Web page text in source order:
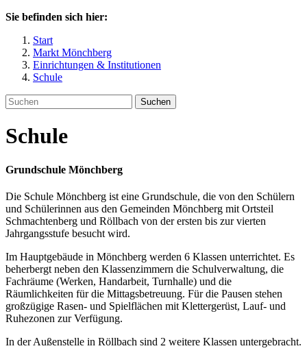
Sie befinden sich hier:
Start
Markt Mönchberg
Einrichtungen & Institutionen
Schule
Suchen
Schule
Grundschule Mönchberg
Die Schule Mönchberg ist eine Grundschule, die von den Schülern
und Schülerinnen aus den Gemeinden Mönchberg mit Ortsteil
Schmachtenberg und Röllbach von der ersten bis zur vierten
Jahrgangsstufe besucht wird.
Im Hauptgebäude in Mönchberg werden 6 Klassen unterrichtet. Es
beherbergt neben den Klassenzimmern die Schulverwaltung, die
Fachräume (Werken, Handarbeit, Turnhalle) und die
Räumlichkeiten für die Mittagsbetreuung. Für die Pausen stehen
großzügige Rasen- und Spielflächen mit Klettergerüst, Lauf- und
Ruhezonen zur Verfügung.
In der Außenstelle in Röllbach sind 2 weitere Klassen untergebracht.